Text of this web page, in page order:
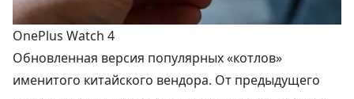
OnePlus Watch 4
Обновленная версия популярных «котлов»
именитого китайского вендора. От предыдущего